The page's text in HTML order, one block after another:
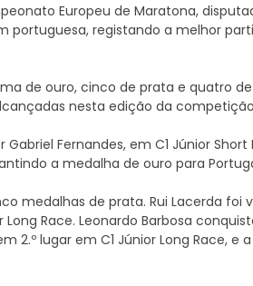
Europeu de Maratona,
portuguesa, registando a melhor
de ouro, cinco de prata e quatro
nesta edição da
Fernandes, em C1 Júnior
a medalha de ouro para
medalhas de prata. Rui Lacerda foi
Race. Leonardo Barbosa
2.º lugar em C1 Júnior Long Race, e